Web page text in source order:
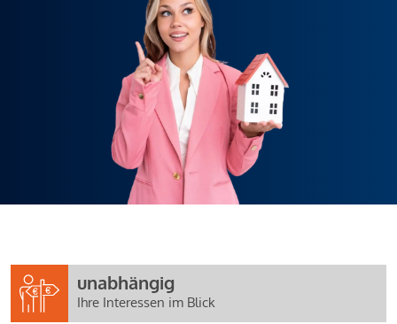
unabhängig
Ihre Interessen im Blick